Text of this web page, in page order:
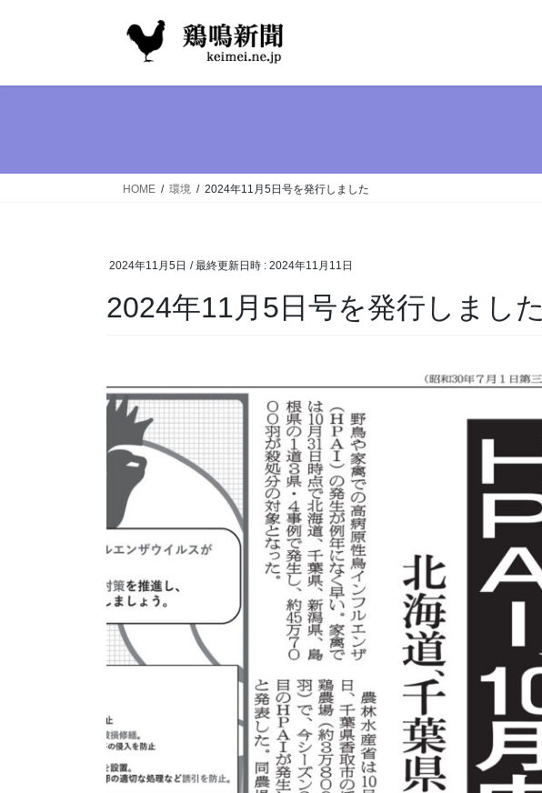
HOME 環境 2024年11月5日号を発行しました
2024年11月5日 / 最終更新日時 : 2024年11月11日
2024年11月5日号を発行しました